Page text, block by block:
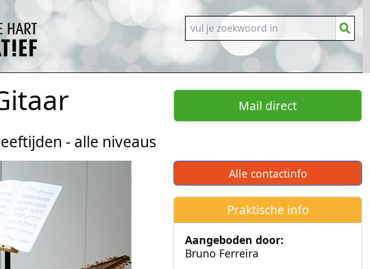
Mail direct
- alle niveaus
Alle contactinfo
Praktische info
Aangeboden door:
Bruno Ferreira